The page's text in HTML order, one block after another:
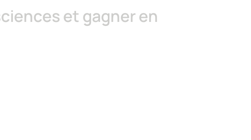
et gagner en